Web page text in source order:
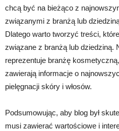
chcą być na bieżąco z
związanymi z branżą lub
Dlatego warto tworzyć treści,
związane z branżą lub dziedziną.
reprezentuje branżę
zawierają informacje o
pielęgnacji skóry i włosów.
Podsumowując, aby blog był
musi zawierać wartościowe i